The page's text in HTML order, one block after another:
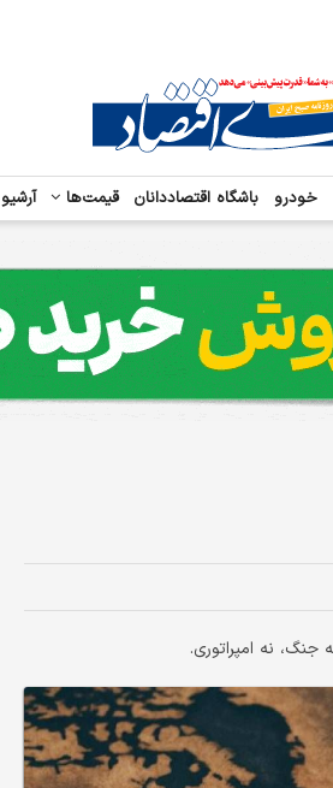
خودرو باشگاه اقتصاددانان قیمت‌ها آرشیو